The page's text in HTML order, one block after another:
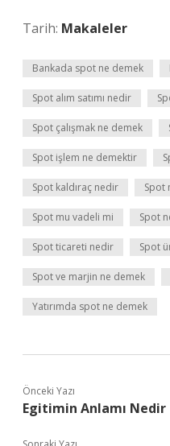
Tarih: Makaleler
Bankada spot ne demek
Spot alım satımı nedir
Spot çalışmak ne demek
Spot işlem ne demektir
Spot kaldıraç nedir Spot
Spot mu vadeli mi Spot
Spot ticareti nedir Spot
Spot ve marjin ne demek
Yatırımda spot ne demek
Önceki Yazı
Egitimin Anlamı Nedir